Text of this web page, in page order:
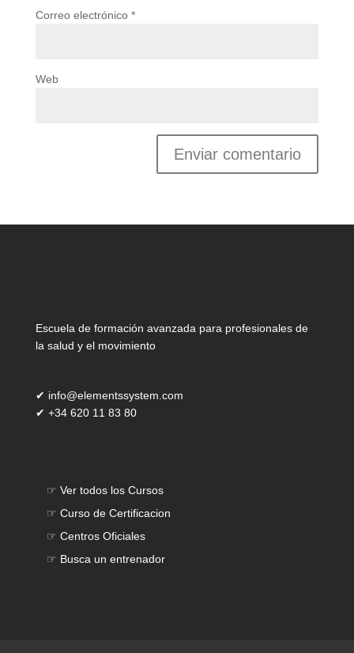
Correo electrónico *
Web
Escuela de formación avanzada para profesionales de
la salud y el movimiento
✔ info@elementssystem.com
✔ +34 620 11 83 80
☞ Ver todos los Cursos
☞ Curso de Certificacion
☞ Centros Oficiales
☞ Busca un entrenador